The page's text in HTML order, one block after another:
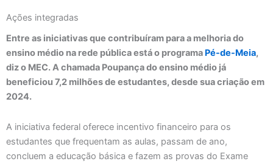
Ações integradas
Entre as iniciativas que contribuíram para a melhoria do
ensino médio na rede pública está o programa Pé-de-Meia,
diz o MEC. A chamada Poupança do ensino médio já
beneficiou 7,2 milhões de estudantes, desde sua criação em
2024.
A iniciativa federal oferece incentivo financeiro para os
estudantes que frequentam as aulas, passam de ano,
concluem a educação básica e fazem as provas do Exame